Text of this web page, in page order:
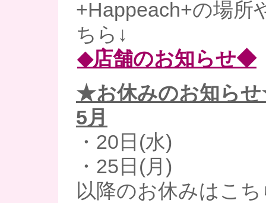
+Happeach+の場所
ちら↓
◆店舗のお知らせ◆
★お休みのお知ら
5月
・20日(水)
・25日(月)
以降のお休みはこち